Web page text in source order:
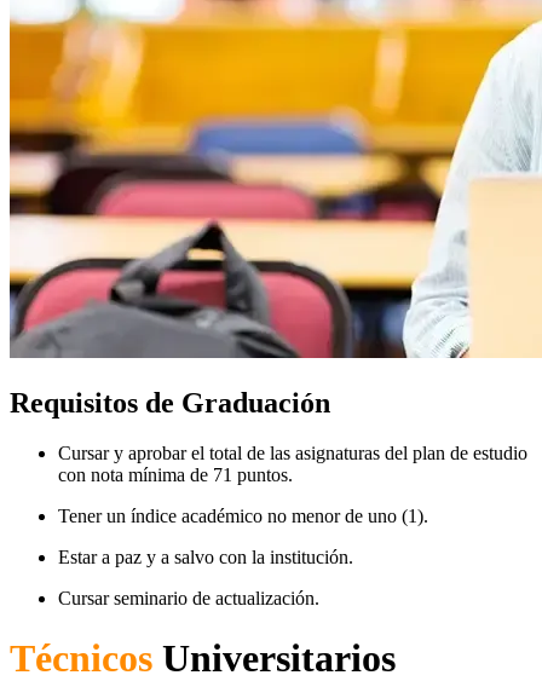
Requisitos de Graduación
Cursar y aprobar el total de las asignaturas del plan de estudio
con nota mínima de 71 puntos.
Tener un índice académico no menor de uno (1).
Estar a paz y a salvo con la institución.
Cursar seminario de actualización.
Técnicos Universitarios